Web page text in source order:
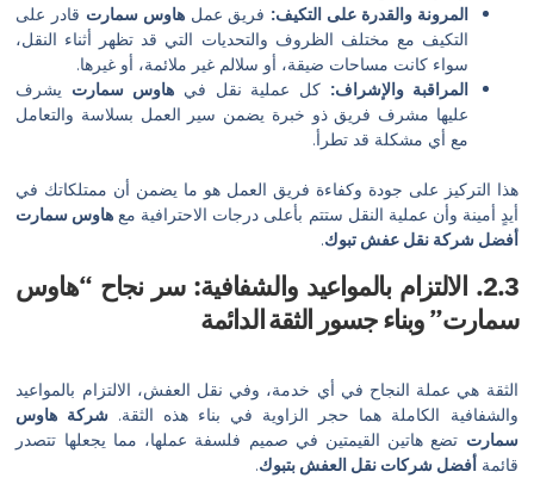
والقدرة على التكيف:فريق عملهاوس سمارتقادر على
مع مختلف الظروف والتحديات التي قد تظهر أثناء النقل،
كانت مساحات ضيقة، أو سلالم غير ملائمة، أو غيرها.
والإشراف:كل عملية نقل فيهاوس سمارتيشرف
مشرف فريق ذو خبرة يضمن سير العمل بسلاسة والتعامل
مشكلة قد تطرأ.
على جودة وكفاءة فريق العمل هو ما يضمن أن ممتلكاتك في
عملية النقل ستتم بأعلى درجات الاحترافية مع هاوس سمارت
عفش تبوك.
بالمواعيد والشفافية: سر نجاح “هاوس
جسور الثقة الدائمة
النجاح في أي خدمة، وفي نقل العفش، الالتزام بالمواعيد
هما حجر الزاوية في بناء هذه الثقة.شركة هاوس
القيمتين في صميم فلسفة عملها، مما يجعلها تتصدر
نقل العفش بتبوك.